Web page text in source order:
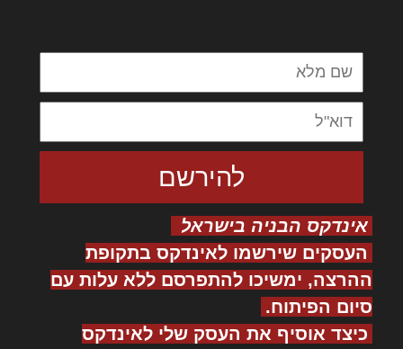
אינדקס הבניה בישראל
העסקים שירשמו לאינדקס בתקופת
ההרצה, ימשיכו להתפרסם ללא עלות עם
סיום הפיתוח.
כיצד אוסיף את העסק שלי לאינדקס